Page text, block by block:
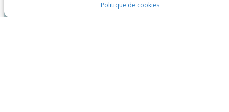
Politique de cookies